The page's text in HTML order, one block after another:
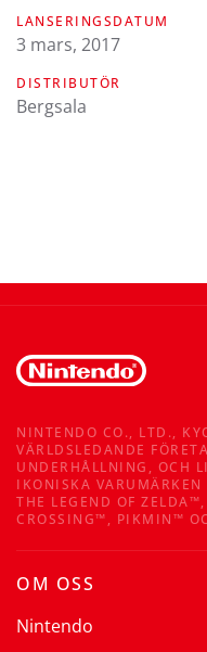
LANSERINGSDATUM
3 mars, 2017
DISTRIBUTÖR
Bergsala
NINTENDO CO., LTD.,
VÄRLDSLEDANDE
UNDERHÅLLNING, OCH
IKONISKA
THE LEGEND OF
CROSSING™, PIKMIN™
OM OSS
Nintendo